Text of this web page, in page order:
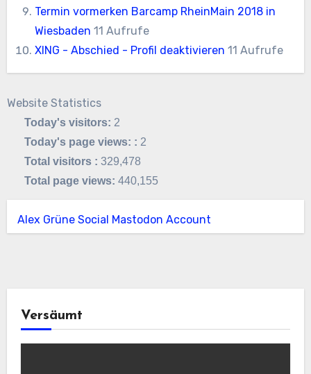
Termin vormerken Barcamp RheinMain 2018 in
Wiesbaden 11 Aufrufe
XING - Abschied - Profil deaktivieren 11 Aufrufe
Website Statistics
Today's visitors: 2
Today's page views: : 2
Total visitors :329,478
Total page views:440,155
Alex Grüne Social Mastodon Account
Versäumt